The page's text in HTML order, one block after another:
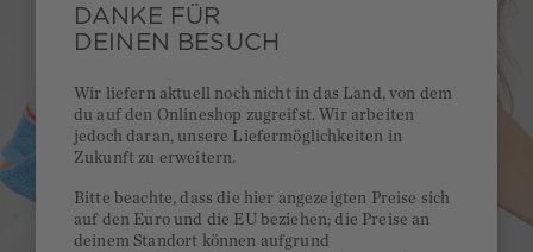
DANKE FÜR
DEINEN BESUCH
Wir liefern aktuell noch nicht in das Land, von dem
du auf den Onlineshop zugreifst. Wir arbeiten
jedoch daran, unsere Liefermöglichkeiten in
Zukunft zu erweitern.
Bitte beachte, dass die hier angezeigten Preise sich
auf den Euro und die EU beziehen; die Preise an
deinem Standort können aufgrund